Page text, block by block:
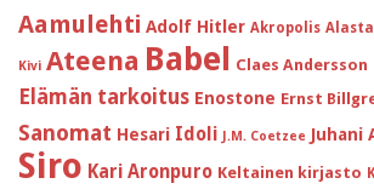
Aamulehti Adolf Hitler Akropolis
Kivi Ateena Babel Claes Andersson
Elämän tarkoitus Enostone Ernst
Sanomat Hesari Idoli J.M. Coetzee Juhani
Siro Kari Aronpuro Keltainen kirjasto